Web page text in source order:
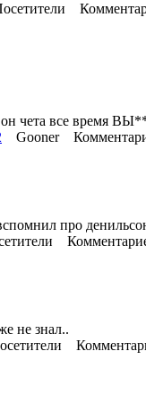
он чета все время
Gooner
про
не знал..